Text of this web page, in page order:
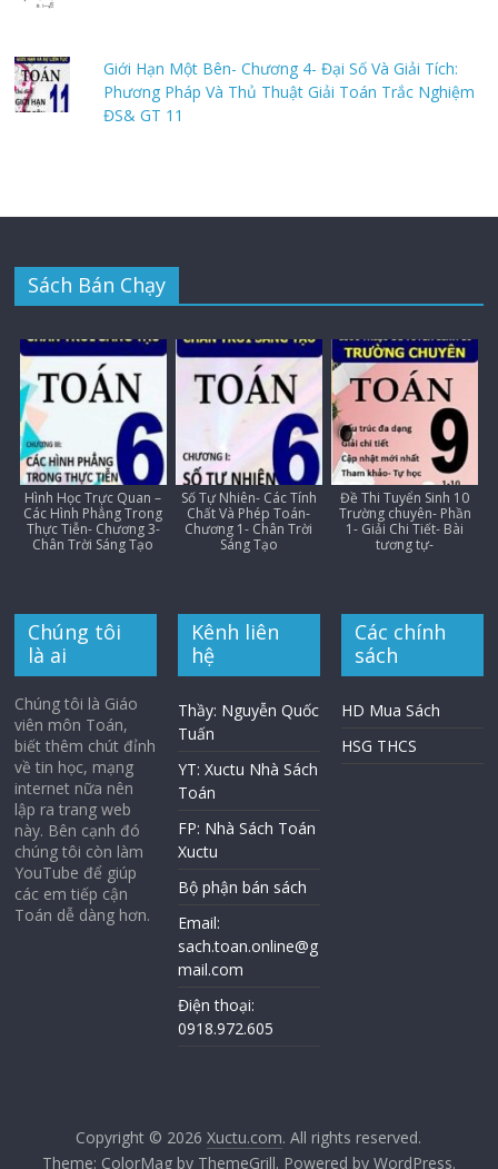
Giới Hạn Một Bên- Chương 4- Đại Số Và Giải Tích:
Phương Pháp Và Thủ Thuật Giải Toán Trắc Nghiệm
ĐS& GT 11
Sách Bán Chạy
Hình Học Trực Quan –
Các Hình Phẳng Trong
Thực Tiễn- Chương 3-
Chân Trời Sáng Tạo
Số Tự Nhiên- Các Tính
Chất Và Phép Toán-
Chương 1- Chân Trời
Sáng Tạo
Đề Thi Tuyển Sinh 10
Trường chuyên- Phần
1- Giải Chi Tiết- Bài
tương tự-
Chúng tôi
là ai
Chúng tôi là Giáo
viên môn Toán,
biết thêm chút đỉnh
về tin học, mạng
internet nữa nên
lập ra trang web
này. Bên cạnh đó
chúng tôi còn làm
YouTube để giúp
các em tiếp cận
Toán dễ dàng hơn.
Kênh liên
hệ
Thầy: Nguyễn Quốc
Tuấn
YT: Xuctu Nhà Sách
Toán
FP: Nhà Sách Toán
Xuctu
Bộ phận bán sách
Email:
sach.toan.online@g
mail.com
Điện thoại:
0918.972.605
Các chính
sách
HD Mua Sách
HSG THCS
Copyright © 2026Xuctu.com. All rights reserved.
Theme: ColorMagby ThemeGrill. Powered by WordPress.